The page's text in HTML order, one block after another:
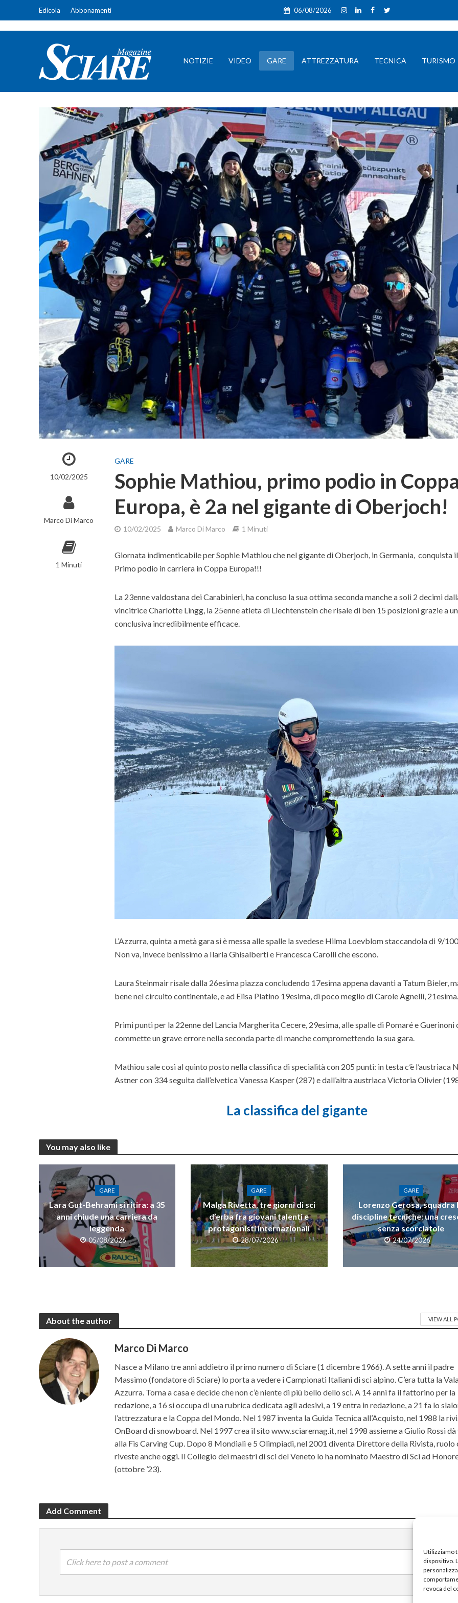
Utilizziamo
dispositivo.
revoca del
Edicola Abbonamenti 06/08/2026
NOTIZIE VIDEO GARE ATTREZZATURA TECNICA TURISMO
10/02/2025
Marco Di Marco
1 Minuti
GARE
Sophie Mathiou, primo podio in Coppa
Europa, è 2a nel gigante di Oberjoch!
10/02/2025 Marco Di Marco 1 Minuti
Giornata indimenticabile per Sophie Mathiou che nel gigante di Oberjoch, in Germania, conquista il
Primo podio in carriera in Coppa Europa!!!
La 23enne valdostana dei Carabinieri, ha concluso la sua ottima seconda manche a soli 2 decimi
vincitrice Charlotte Lingg, la 25enne atleta di Liechtenstein che risale di ben 15 posizioni grazie a
conclusiva incredibilmente efficace.
L’Azzurra, quinta a metà gara si è messa alle spalle la svedese Hilma Loevblom staccandola di 9/
Non va, invece benissimo a Ilaria Ghisalberti e Francesca Carolli che escono.
Laura Steinmair risale dalla 26esima piazza concludendo 17esima appena davanti a Tatum Bieler,
bene nel circuito continentale, e ad Elisa Platino 19esima, di poco meglio di Carole Agnelli, 21esima.
Primi punti per la 22enne del Lancia Margherita Cecere, 29esima, alle spalle di Pomaré e Guerinoni
commette un grave errore nella seconda parte di manche compromettendo la sua gara.
Mathiou sale così al quinto posto nella classifica di specialità con 205 punti: in testa c’è l’austriaca
Astner con 334 seguita dall’elvetica Vanessa Kasper (287) e dall’altra austriaca Victoria Olivier
La classifica del gigante
You may also like
GARE
Lara Gut-Behrami si ritira: a 35
anni chiude una carriera da
leggenda
05/08/2026
GARE
Malga Rivetta, tre giorni di sci
d’erba fra giovani talenti e
protagonisti internazionali
28/07/2026
GARE
Lorenzo Gerosa, squadra
discipline tecniche: una
senza scorciatoie
24/07/2026
About the author VIEW ALL
Marco Di Marco
Nasce a Milano tre anni addietro il primo numero di Sciare (1 dicembre 1966). A sette anni il padre
Massimo (fondatore di Sciare) lo porta a vedere i Campionati Italiani di sci alpino. C’era tutta la
Azzurra. Torna a casa e decide che non c’è niente di più bello dello sci. A 14 anni fa il fattorino per la
redazione, a 16 si occupa di una rubrica dedicata agli adesivi, a 19 entra in redazione, a 21 fa lo
l’attrezzatura e la Coppa del Mondo. Nel 1987 inventa la Guida Tecnica all’Acquisto, nel 1988 la
OnBoard di snowboard. Nel 1997 crea il sito www.sciaremag.it, nel 1998 assieme a Giulio Rossi
alla Fis Carving Cup. Dopo 8 Mondiali e 5 Olimpiadi, nel 2001 diventa Direttore della Rivista, ruolo
riveste anche oggi. Il Collegio dei maestri di sci del Veneto lo ha nominato Maestro di Sci ad
(ottobre ’23).
Add Comment
Click here to post a comment